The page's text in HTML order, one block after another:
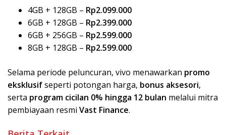
4GB + 128GB – Rp2.099.000
6GB + 128GB – Rp2.399.000
6GB + 256GB – Rp2.599.000
8GB + 128GB – Rp2.599.000
Selama periode peluncuran, vivo menawarkan promo
eksklusifseperti potongan harga, bonus aksesori,
serta program cicilan 0% hingga 12 bulan melalui mitra
pembiayaan resmi Vast Finance.